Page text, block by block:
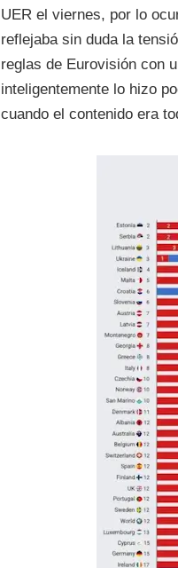
UER el viernes, por lo
reflejaba sin duda la
reglas de Eurovisión con
inteligentemente lo hizo
cuando el contenido era